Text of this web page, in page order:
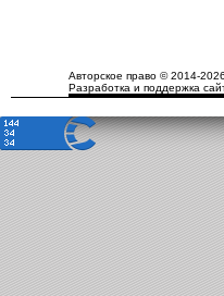
Авторское право © 2014-
Разработка и поддержка